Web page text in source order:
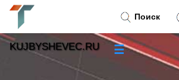
Поиск
KUJBYSHEVEC.RU ☰
Новости